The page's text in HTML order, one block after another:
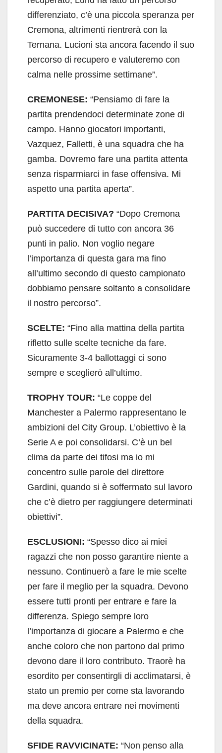
differenziato, c’è una piccola speranza per
Cremona, altrimenti rientrerà con la
Ternana. Lucioni sta ancora facendo il suo
percorso di recupero e valuteremo con
calma nelle prossime settimane”.
CREMONESE: “Pensiamo di fare la
partita prendendoci determinate zone di
campo. Hanno giocatori importanti,
Vazquez, Falletti, è una squadra che ha
gamba. Dovremo fare una partita attenta
senza risparmiarci in fase offensiva. Mi
aspetto una partita aperta”.
PARTITA DECISIVA? “Dopo Cremona
può succedere di tutto con ancora 36
punti in palio. Non voglio negare
l’importanza di questa gara ma fino
all’ultimo secondo di questo campionato
dobbiamo pensare soltanto a consolidare
il nostro percorso”.
SCELTE: “Fino alla mattina della partita
rifletto sulle scelte tecniche da fare.
Sicuramente 3-4 ballottaggi ci sono
sempre e sceglierò all’ultimo.
TROPHY TOUR: “Le coppe del
Manchester a Palermo rappresentano le
ambizioni del City Group. L’obiettivo è la
Serie A e poi consolidarsi. C’è un bel
clima da parte dei tifosi ma io mi
concentro sulle parole del direttore
Gardini, quando si è soffermato sul lavoro
che c’è dietro per raggiungere determinati
obiettivi”.
ESCLUSIONI: “Spesso dico ai miei
ragazzi che non posso garantire niente a
nessuno. Continuerò a fare le mie scelte
per fare il meglio per la squadra. Devono
essere tutti pronti per entrare e fare la
differenza. Spiego sempre loro
l’importanza di giocare a Palermo e che
anche coloro che non partono dal primo
devono dare il loro contributo. Traorè ha
esordito per consentirgli di acclimatarsi, è
stato un premio per come sta lavorando
ma deve ancora entrare nei movimenti
della squadra.
SFIDE RAVVICINATE: “Non penso alla